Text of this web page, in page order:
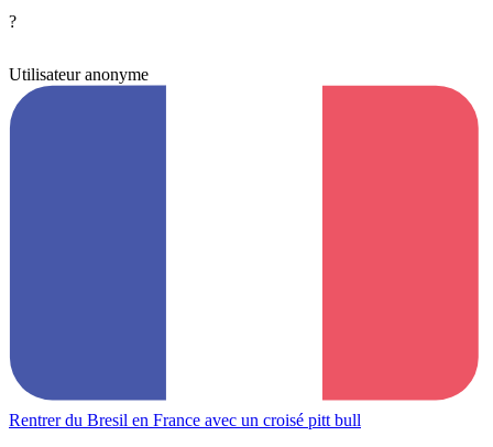
?
Utilisateur anonyme
Rentrer du Bresil en France avec un croisé pitt bull